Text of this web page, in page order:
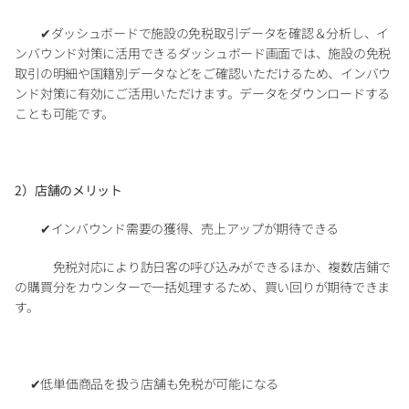
✔︎ダッシュボードで施設の免税取引データを確認＆分析し、イ
ンバウンド対策に活用できるダッシュボード画面では、施設の免税
取引の明細や国籍別データなどをご確認いただけるため、インバウ
ンド対策に有効にご活用いただけます。データをダウンロードする
ことも可能です。
2）店舗のメリット
✔︎インバウンド需要の獲得、売上アップが期待できる
免税対応により訪日客の呼び込みができるほか、複数店鋪で
の購買分をカウンターで一括処理するため、買い回りが期待できま
す。
✔︎低単価商品を扱う店舗も免税が可能になる